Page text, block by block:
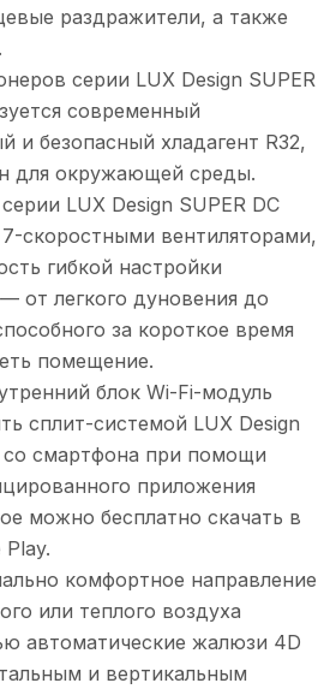
раздражители, а также
серии LUX Design SUPER
современный
и безопасный хладагент R32,
для окружающей среды.
LUX Design SUPER DC
скоростными вентиляторами,
гибкой настройки
от легкого дуновения до
за короткое время
помещение.
блок Wi-Fi-модуль
сплит-системой LUX Design
со смартфона при помощи
приложения
можно бесплатно скачать в
комфортное направление
или теплого воздуха
автоматические жалюзи 4D
и вертикальным